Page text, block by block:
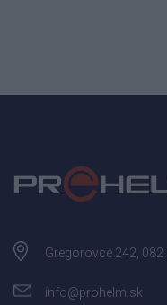
Gregorovce 242,
info@prohelm.sk